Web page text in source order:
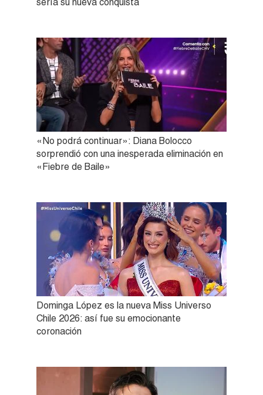
«No podrá continuar»: Diana Bolocco
sorprendió con una inesperada eliminación en
«Fiebre de Baile»
Dominga López es la nueva Miss Universo
Chile 2026: así fue su emocionante
coronación